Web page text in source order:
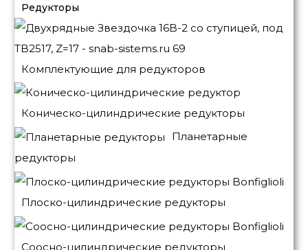
Редукторы
Комплектующие для редукторов
Коническо-цилиндрические редукторы
Планетарные
редукторы
Плоско-цилиндрические редукторы
Соосно-цилиндрические редукторы